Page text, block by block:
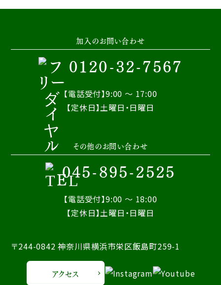
加入のお問い合わせ
0120-32-7567
【電話受付】9:00 ～ 17:00
【定休日】土曜日・日曜日
その他のお問い合わせ
045-895-2525
【電話受付】9:00 ～ 18:00
【定休日】土曜日・日曜日
〒244-0842 神奈川県横浜市栄区飯島町259-1
アクセス